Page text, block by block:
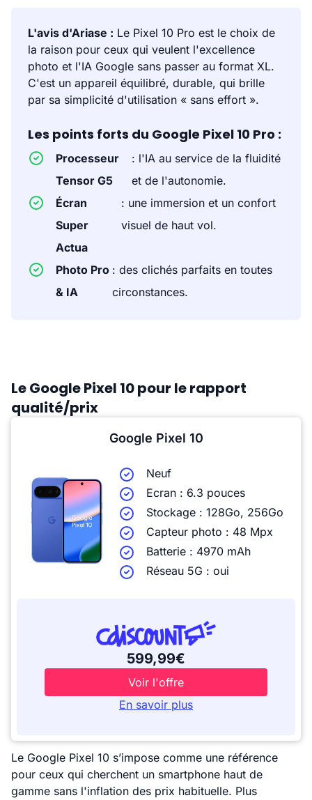
L'avis d'Ariase : Le Pixel 10 Pro est le choix de
la raison pour ceux qui veulent l'excellence
photo et l'IA Google sans passer au format XL.
C'est un appareil équilibré, durable, qui brille
par sa simplicité d'utilisation « sans effort ».
Les points forts du Google Pixel 10 Pro :
Processeur
Tensor G5
: l'IA au service de la fluidité
et de l'autonomie.
Écran
Super
Actua
: une immersion et un confort
visuel de haut vol.
Photo Pro
& IA
: des clichés parfaits en toutes
circonstances.
Le Google Pixel 10 pour le rapport
qualité/prix
Google Pixel 10
Neuf
Ecran : 6.3 pouces
Stockage : 128Go, 256Go
Capteur photo : 48 Mpx
Batterie : 4970 mAh
Réseau 5G : oui
599,99€
Voir l'offre
En savoir plus
Le Google Pixel 10 s’impose comme une référence
pour ceux qui cherchent un smartphone haut de
gamme sans l'inflation des prix habituelle. Plus